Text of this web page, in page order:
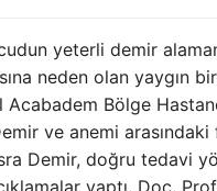
yeterli demir
neden olan yaygın
Acabadem Bölge
ve anemi
Demir, doğru tedavi
yaptı. Doç.